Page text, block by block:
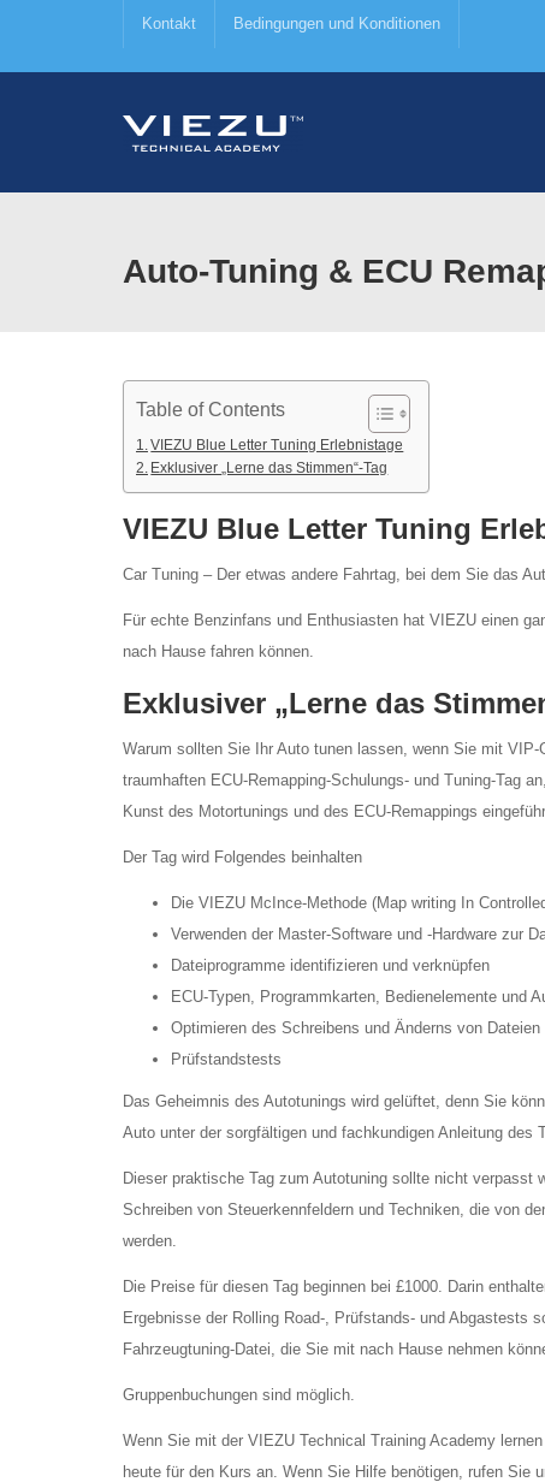
Kontakt Bedingungen und Konditionen
Auto-Tuning & ECU
Table of Contents
VIEZU Blue Letter Tuning Erlebnistage
Exklusiver „Lerne das Stimmen“-Tag
VIEZU Blue Letter Tuning
Car Tuning – Der etwas andere Fahrtag, bei dem Sie das
Für echte Benzinfans und Enthusiasten hat VIEZU einen
nach Hause fahren können.
Exklusiver „Lerne das
Warum sollten Sie Ihr Auto tunen lassen, wenn Sie mit
traumhaften ECU-Remapping-Schulungs- und Tuning-Tag
Kunst des Motortunings und des ECU-Remappings
Der Tag wird Folgendes beinhalten
Die VIEZU McInce-Methode (Map writing In
Verwenden der Master-Software und -Hardware zur
Dateiprogramme identifizieren und verknüpfen
ECU-Typen, Programmkarten, Bedienelemente und
Optimieren des Schreibens und Änderns von Dateien
Prüfstandstests
Das Geheimnis des Autotunings wird gelüftet, denn Sie
Auto unter der sorgfältigen und fachkundigen Anleitung
Dieser praktische Tag zum Autotuning sollte nicht verpasst
Schreiben von Steuerkennfeldern und Techniken, die von
werden.
Die Preise für diesen Tag beginnen bei £1000. Darin
Ergebnisse der Rolling Road-, Prüfstands- und Abgastests
Fahrzeugtuning-Datei, die Sie mit nach Hause nehmen
Gruppenbuchungen sind möglich.
Wenn Sie mit der VIEZU Technical Training Academy
heute für den Kurs an. Wenn Sie Hilfe benötigen, rufen Sie